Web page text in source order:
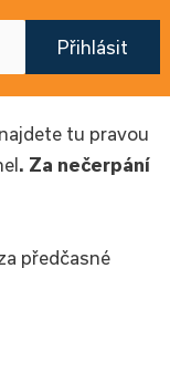
Přihlásit
tu pravou
. Za nečerpání
předčasné